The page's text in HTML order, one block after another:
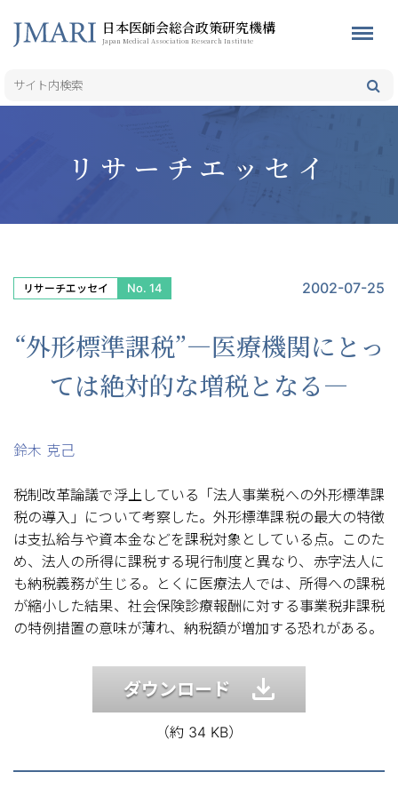
日本医師会総合政策研究機構
Japan Medical Association Research Institute
リサーチエッセイ
リサーチエッセイ No. 14 2002-07-25
“外形標準課税”—医療機関にとっ
ては絶対的な増税となる—
鈴木 克己
税制改革論議で浮上している「法人事業税への外形標準課
税の導入」について考察した。外形標準課税の最大の特徴
は支払給与や資本金などを課税対象としている点。このた
め、法人の所得に課税する現行制度と異なり、赤字法人に
も納税義務が生じる。とくに医療法人では、所得への課税
が縮小した結果、社会保険診療報酬に対する事業税非課税
の特例措置の意味が薄れ、納税額が増加する恐れがある。
ダウンロード
（約 34 KB）